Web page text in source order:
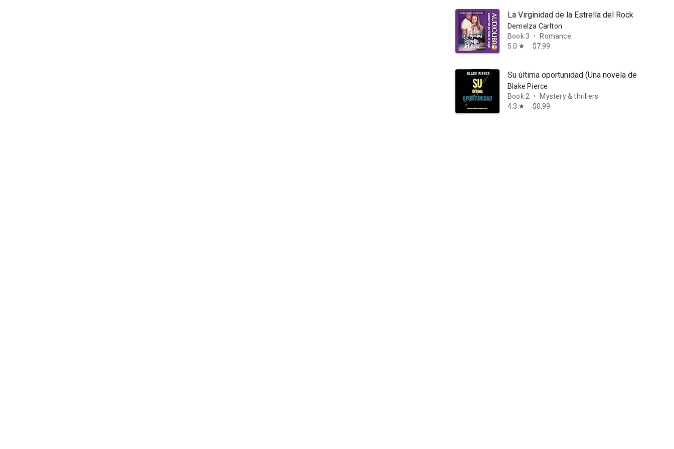
La Virginidad de la Estrella del Rock
Demelza Carlton
Book 3
•
Romance
5.0 star $7.99
Su última oportunidad (Una novela de
Blake Pierce
Book 2
•
Mystery & thrillers
4.3 star $0.99